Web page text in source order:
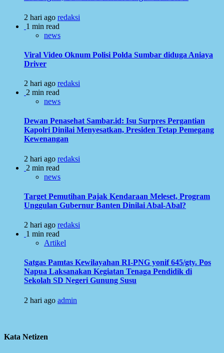
2 hari ago redaksi
1 min read
news
Viral Video Oknum Polisi Polda Sumbar diduga Aniaya
Driver
2 hari ago redaksi
2 min read
news
Dewan Penasehat Sambar.id: Isu Surpres Pergantian
Kapolri Dinilai Menyesatkan, Presiden Tetap Pemegang
Kewenangan
2 hari ago redaksi
2 min read
news
Target Pemutihan Pajak Kendaraan Meleset, Program
Unggulan Gubernur Banten Dinilai Abal-Abal?
2 hari ago redaksi
1 min read
Artikel
Satgas Pamtas Kewilayahan RI-PNG yonif 645/gty. Pos
Napua Laksanakan Kegiatan Tenaga Pendidik di
Sekolah SD Negeri Gunung Susu
2 hari ago admin
Kata Netizen